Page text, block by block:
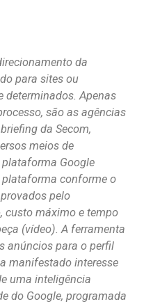
da
para sites ou
determinados. Apenas
são as agências
da Secom,
meios de
Google
conforme o
pelo
custo máximo e tempo
(vídeo). A ferramenta
anúncios para o perfil
manifestado interesse
uma inteligência
do Google, programada